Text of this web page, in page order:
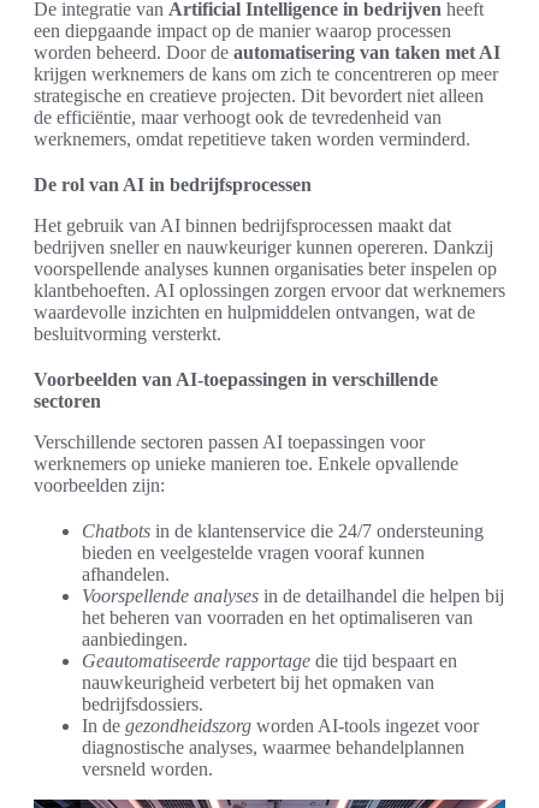
De integratie van Artificial Intelligence in bedrijven heeft
een diepgaande impact op de manier waarop processen
worden beheerd. Door de automatisering van taken met AI
krijgen werknemers de kans om zich te concentreren op meer
strategische en creatieve projecten. Dit bevordert niet alleen
de efficiëntie, maar verhoogt ook de tevredenheid van
werknemers, omdat repetitieve taken worden verminderd.
De rol van AI in bedrijfsprocessen
Het gebruik van AI binnen bedrijfsprocessen maakt dat
bedrijven sneller en nauwkeuriger kunnen opereren. Dankzij
voorspellende analyses kunnen organisaties beter inspelen op
klantbehoeften. AI oplossingen zorgen ervoor dat werknemers
waardevolle inzichten en hulpmiddelen ontvangen, wat de
besluitvorming versterkt.
Voorbeelden van AI-toepassingen in verschillende
sectoren
Verschillende sectoren passen AI toepassingen voor
werknemers op unieke manieren toe. Enkele opvallende
voorbeelden zijn:
Chatbots in de klantenservice die 24/7 ondersteuning
bieden en veelgestelde vragen vooraf kunnen
afhandelen.
Voorspellende analyses in de detailhandel die helpen bij
het beheren van voorraden en het optimaliseren van
aanbiedingen.
Geautomatiseerde rapportage die tijd bespaart en
nauwkeurigheid verbetert bij het opmaken van
bedrijfsdossiers.
In de gezondheidszorg worden AI-tools ingezet voor
diagnostische analyses, waarmee behandelplannen
versneld worden.